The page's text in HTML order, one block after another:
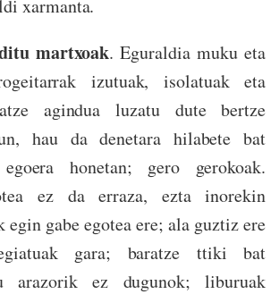
xarmanta.
martxoak. Eguraldia muku eta
izutuak, isolatuak eta
agindua luzatu dute bertze
hau da denetara hilabete bat
honetan; gero gerokoak.
ez da erraza, ezta inorekin
egin gabe egotea ere; ala guztiz ere
gara; baratze ttiki bat
arazorik ez dugunok; liburuak